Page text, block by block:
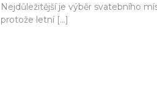
Nejdůležitější je výběr svatebního
protože letní […]